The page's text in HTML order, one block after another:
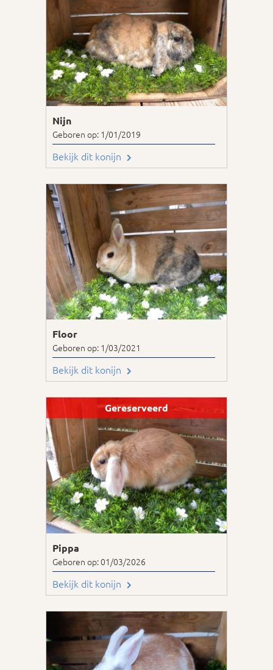
Nijn
Geboren op: 1/01/2019
Bekijk dit konijn
Floor
Geboren op: 1/03/2021
Bekijk dit konijn
Gereserveerd
Pippa
Geboren op: 01/03/2026
Bekijk dit konijn